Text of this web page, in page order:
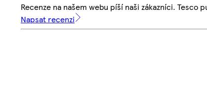
Recenze na našem webu píší naši zákazníci. Tesco
Napsat recenzi